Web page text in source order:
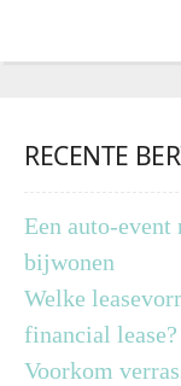
RECENTE
Een auto-
bijwonen
Welke
financial lease?
Voorkom